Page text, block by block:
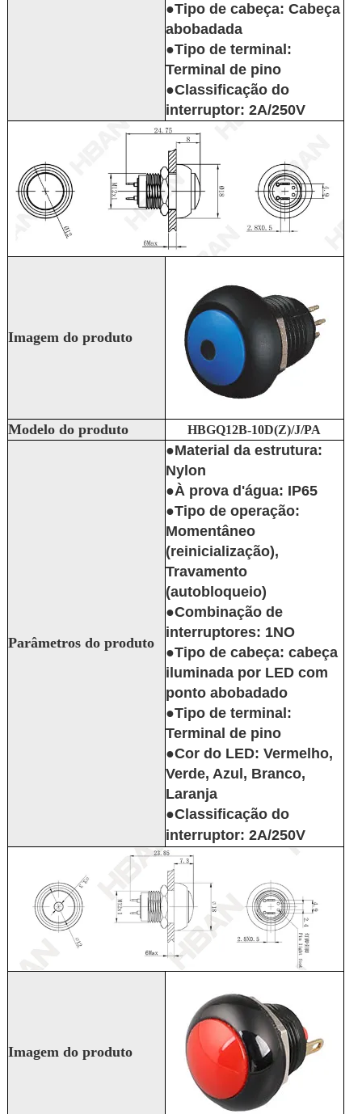
●Tipo de cabeça: Cabeça
abobadada
●Tipo de terminal:
Terminal de pino
●Classificação do
interruptor: 2A/250V
Imagem do produto
Modelo do produto HBGQ12B-10D(Z)/J/PA
Parâmetros do produto
●Material da estrutura:
Nylon
●À prova d'água: IP65
●Tipo de operação:
Momentâneo
(reinicialização),
Travamento
(autobloqueio)
●Combinação de
interruptores: 1NO
●Tipo de cabeça: cabeça
iluminada por LED com
ponto abobadado
●Tipo de terminal:
Terminal de pino
●Cor do LED: Vermelho,
Verde, Azul, Branco,
Laranja
●Classificação do
interruptor: 2A/250V
Imagem do produto